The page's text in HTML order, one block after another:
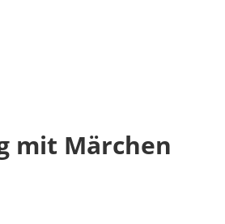
mit Märchen